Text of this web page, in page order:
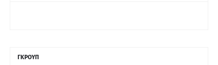
ΓΚΡΟΥΠ